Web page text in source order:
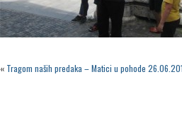
« Tragom naših predaka – Matici u pohode